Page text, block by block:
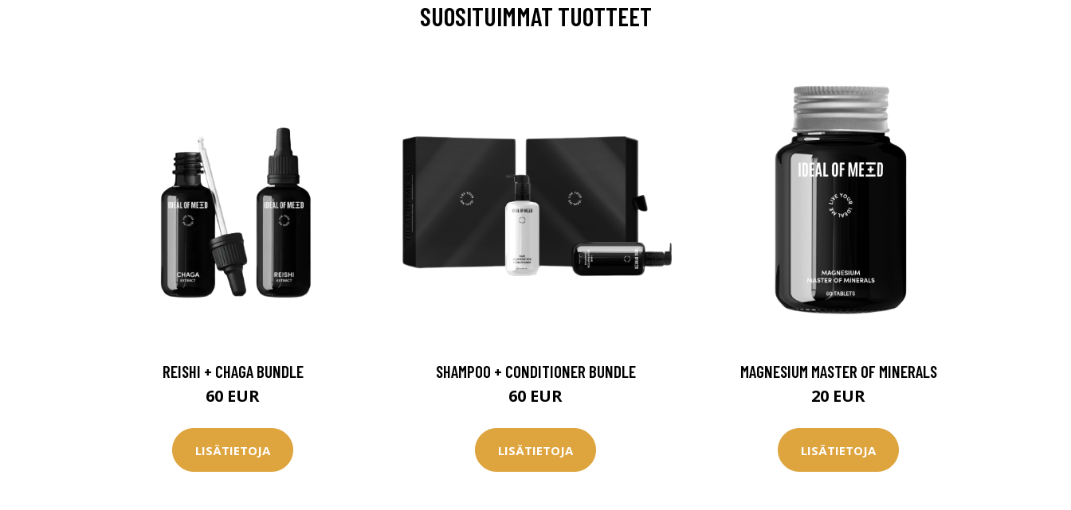
SUOSITUIMMAT TUOTTEET
REISHI + CHAGA BUNDLE
60 EUR
LISÄTIETOJA
SHAMPOO + CONDITIONER BUNDLE
60 EUR
LISÄTIETOJA
MAGNESIUM MASTER OF MINERALS
20 EUR
LISÄTIETOJA